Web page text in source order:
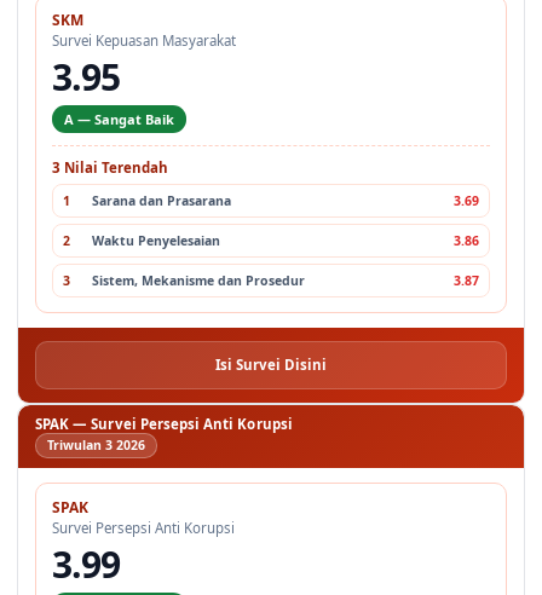
SKM
Survei Kepuasan Masyarakat
3.95
A — Sangat Baik
3 Nilai Terendah
1 Sarana dan Prasarana 3.69
2 Waktu Penyelesaian 3.86
3 Sistem, Mekanisme dan Prosedur 3.87
Isi Survei Disini
SPAK — Survei Persepsi Anti Korupsi
Triwulan 3 2026
SPAK
Survei Persepsi Anti Korupsi
3.99